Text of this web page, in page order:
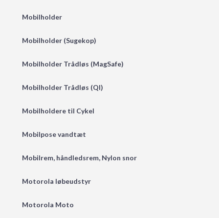
Mobilholder
Mobilholder (Sugekop)
Mobilholder Trådløs (MagSafe)
Mobilholder Trådløs (QI)
Mobilholdere til Cykel
Mobilpose vandtæt
Mobilrem, håndledsrem, Nylon snor
Motorola løbeudstyr
Motorola Moto